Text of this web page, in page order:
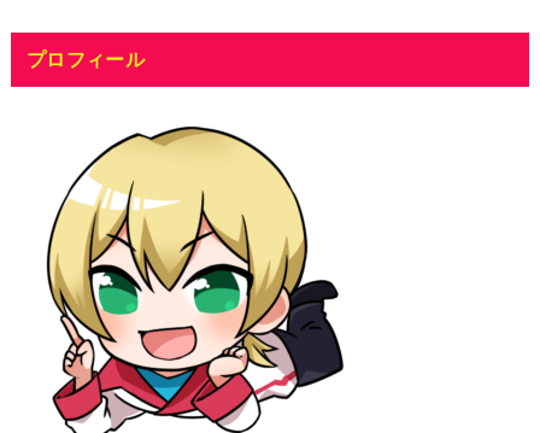
プロフィール